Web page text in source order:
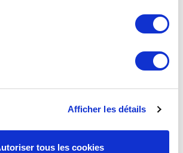
Afficher les détails
tous les cookies
de branchement B25N 37 mbar